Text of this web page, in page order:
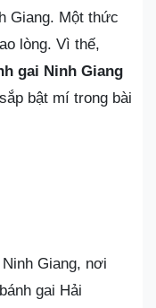
Giang. Một thức
lòng. Vì thế,
gai Ninh Giang
sắp bật mí trong bài
Giang, nơi
gai Hải